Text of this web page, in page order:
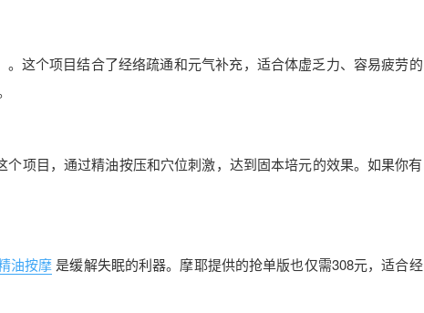
这个项目结合了经络疏通和元气补充，适合体虚乏力、容易疲劳的
项目，通过精油按压和穴位刺激，达到固本培元的效果。如果你有
油按摩 是缓解失眠的利器。摩耶提供的抢单版也仅需308元，适合经